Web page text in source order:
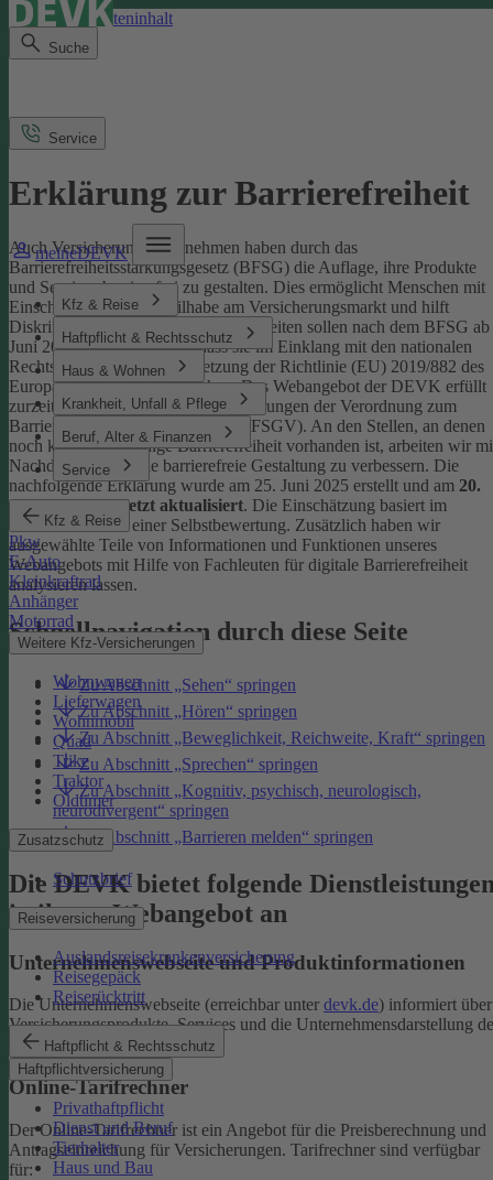
Direkt zum Seiteninhalt
Suche
meineDEVK
Kfz & Reise
Haftpflicht & Rechtsschutz
Haus & Wohnen
Krankheit, Unfall & Pflege
Beruf, Alter & Finanzen
Service
Kfz & Reise
Pkw
E-Auto
Kleinkraftrad
Anhänger
Motorrad
Weitere Kfz-Versicherungen
Wohnwagen
Lieferwagen
Wohnmobil
Quad
Trike
Traktor
Oldtimer
Zusatzschutz
Schutzbrief
Reiseversicherung
Auslandsreisekrankenversicherung
Reisegepäck
Reiserücktritt
Haftpflicht & Rechtsschutz
Haftpflichtversicherung
Privathaftpflicht
Dienst und Beruf
Tierhalter
Haus und Bau
Service
Erklärung zur Barrierefreiheit
Auch Versicherungsunternehmen haben durch das
Barrierefreiheitsstärkungsgesetz (BFSG) die Auflage, ihre Produkte
und Services barrierefrei zu gestalten. Dies ermöglicht Menschen mit
Einschränkungen die Teilhabe am Versicherungsmarkt und hilft
Diskriminierung abzubauen. Internetseiten sollen nach dem BFSG ab
Juni 2025 so gestaltet sein, dass sie im Einklang mit den nationalen
Rechtsvorschriften zur Umsetzung der Richtlinie (EU) 2019/882 des
Europäischen Parlaments stehen.Das Webangebot der DEVK erfüllt
zurzeit nicht vollständig die Anforderungen der Verordnung zum
Barrierefreiheitsstärkungsgesetz (BFSGV). An den Stellen, an denen
noch keine vollständige Barrierefreiheit vorhanden ist, arbeiten wir
Nachdruck daran, die barrierefreie Gestaltung zu verbessern. Die
nachfolgende Erklärung wurde am 25. Juni 2025 erstellt und am 20.
Januar 2026 zuletzt aktualisiert. Die Einschätzung basiert im
Wesentlichen auf einer Selbstbewertung. Zusätzlich haben wir
ausgewählte Teile von Informationen und Funktionen unseres
Webangebots mit Hilfe von Fachleuten für digitale Barrierefreiheit
analysieren lassen.
Schnellnavigation durch diese Seite
Zu Abschnitt „Sehen“ springen
Zu Abschnitt „Hören“ springen
Zu Abschnitt „Beweglichkeit, Reichweite, Kraft“ springen
Zu Abschnitt „Sprechen“ springen
Zu Abschnitt „Kognitiv, psychisch, neurologisch,
neurodivergent“ springen
Zu Abschnitt „Barrieren melden“ springen
Die DEVK bietet folgende
in ihrem Webangebot an
Unternehmenswebseite und Produktinformationen
Die Unternehmenswebseite (erreichbar unter devk.de) informiert über
Versicherungsprodukte, Services und die Unternehmensdarstellung
DEVK.
Online-Tarifrechner
Der Online-Tarifrechner ist ein Angebot für die Preisberechnung und
Antragseinreichung für Versicherungen. Tarifrechner sind verfügbar
für: